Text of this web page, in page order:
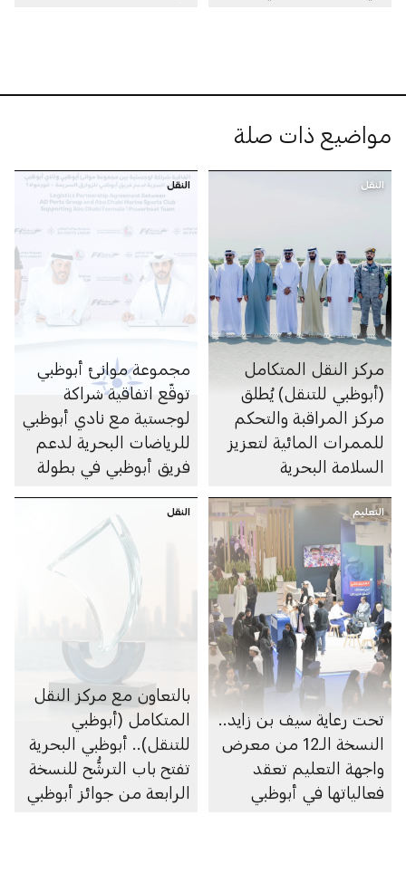
مواضيع ذات صلة
النقل
مركز النقل المتكامل
(أبوظبي للتنقل) يُطلق
مركز المراقبة والتحكم
للممرات المائية لتعزيز
السلامة البحرية
النقل
مجموعة موانئ أبوظبي
توقّع اتفاقية شراكة
لوجستية مع نادي أبوظبي
للرياضات البحرية لدعم
فريق أبوظبي في بطولة
للزوارق السريعة
التعليم
تحت رعاية سيف بن زايد..
النسخة الـ12 من معرض
واجهة التعليم تعقد
فعالياتها في أبوظبي
النقل
بالتعاون مع مركز النقل
المتكامل (أبوظبي
للتنقل).. أبوظبي البحرية
تفتح باب الترشُّح للنسخة
الرابعة من جوائز أبوظبي